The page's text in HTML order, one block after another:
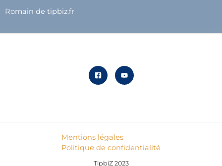
Romain de tipbiz.fr
Mentions légales
Politique de confidentialité
TipbiZ 2023